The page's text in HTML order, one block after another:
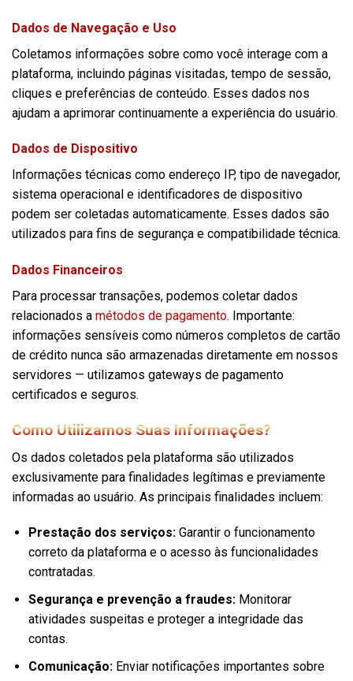
Dados de Navegação e Uso
Coletamos informações sobre como você interage com a
plataforma, incluindo páginas visitadas, tempo de sessão,
cliques e preferências de conteúdo. Esses dados nos
ajudam a aprimorar continuamente a experiência do usuário.
Dados de Dispositivo
Informações técnicas como endereço IP, tipo de navegador,
sistema operacional e identificadores de dispositivo
podem ser coletadas automaticamente. Esses dados são
utilizados para fins de segurança e compatibilidade técnica.
Dados Financeiros
Para processar transações, podemos coletar dados
relacionados a métodos de pagamento. Importante:
informações sensíveis como números completos de cartão
de crédito nunca são armazenadas diretamente em nossos
servidores — utilizamos gateways de pagamento
certificados e seguros.
Como Utilizamos Suas Informações?
Os dados coletados pela plataforma são utilizados
exclusivamente para finalidades legítimas e previamente
informadas ao usuário. As principais finalidades incluem:
Prestação dos serviços:Garantir o funcionamento
correto da plataforma e o acesso às funcionalidades
contratadas.
Segurança e prevenção a fraudes:Monitorar
atividades suspeitas e proteger a integridade das
contas.
Comunicação:Enviar notificações importantes sobre